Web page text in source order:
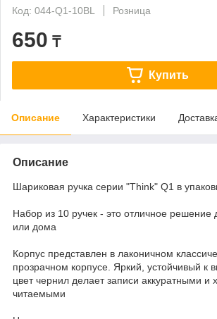
Код: 044-Q1-10BL
Розница
650 ₸
Купить
Описание Характеристики
Описание
Шариковая ручка серии "Think" Q1 в
Набор из 10 ручек - это отличное
или дома
Корпус представлен в лаконичном
прозрачном корпусе. Яркий, устойчивый к
цвет чернил делает записи аккуратными и
читаемыми